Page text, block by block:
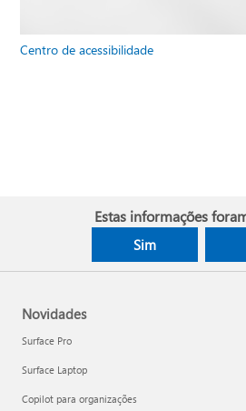
Centro de acessibilidade
Estas informações
Sim
Novidades
Surface Pro
Surface Laptop
Copilot para organizações